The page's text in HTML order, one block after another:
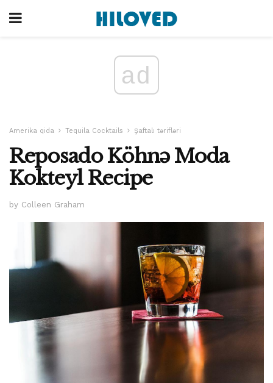
ad
Amerika qida Tequila Cocktails Şaftalı tərifləri
Reposado Köhnə Moda
Kokteyl Recipe
by Colleen Graham